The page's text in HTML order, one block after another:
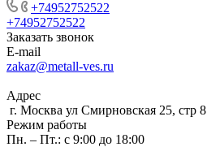
+74952752522
+74952752522
Заказать звонок
E-mail
zakaz@metall-ves.ru
Адрес
г. Москва ул Смирновская 25, стр 8
Режим работы
Пн. – Пт.: с 9:00 до 18:00